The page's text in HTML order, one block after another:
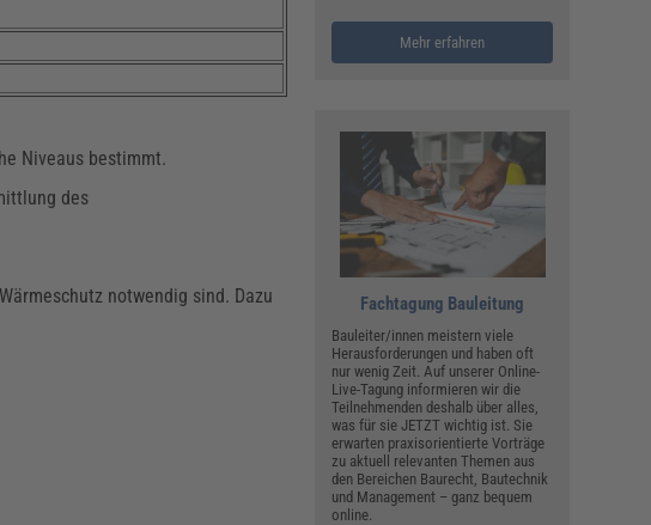
Niveaus bestimmt.
des
notwendig sind. Dazu
Mehr erfahren
Fachtagung Bauleitung
Bauleiter/innen meistern viele
Herausforderungen und haben oft
nur wenig Zeit. Auf unserer Online-
Live-Tagung informieren wir die
Teilnehmenden deshalb über alles,
was für sie JETZT wichtig ist. Sie
erwarten praxisorientierte Vorträge
zu aktuell relevanten Themen aus
den Bereichen Baurecht, Bautechnik
und Management – ganz bequem
online.